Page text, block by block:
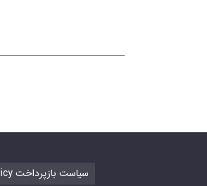
Refund Policy سیاست بازپرداخت